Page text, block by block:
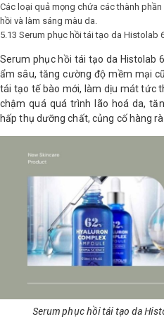
Các loại quả mọng chứa các thành
hồi và làm sáng màu da.
5.13 Serum phục hồi tái tạo da Histolab
Serum phục hồi tái tạo da Histolab
ẩm sâu, tăng cường độ mềm mại
tái tạo tế bào mới, làm dịu mát tức
chậm quá quá trình lão hoá da,
hấp thụ dưỡng chất, củng cố hàng
Serum phục hồi tái tạo da